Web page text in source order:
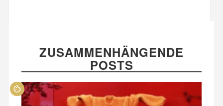
ZUSAMMENHÄNGENDE
POSTS